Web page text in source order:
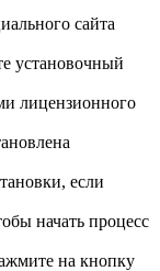
сайта
установочный
лицензионного
если
начать процесс
на кнопку